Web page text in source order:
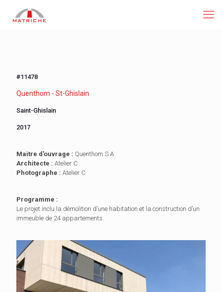
#11478
Quenthom - St-Ghislain
Saint-Ghislain
2017
Maitre d'ouvrage : Quenthom S.A
Architecte : Atelier C
Photographe : Atelier C
Programme :
Le projet inclu la démolition d’une habitation et la construction d’un
immeuble de 24 appartements.